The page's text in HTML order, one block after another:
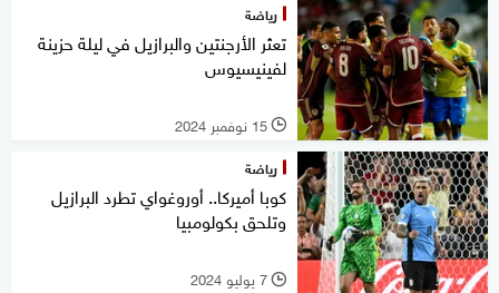
رياضة
تعثر الأرجنتين والبرازيل في ليلة حزينة
لفينيسيوس
l 15 نوفمبر 2024
رياضة
كوبا أميركا.. أوروغواي تطرد البرازيل
وتلحق بكولومبيا
l 7 يوليو 2024